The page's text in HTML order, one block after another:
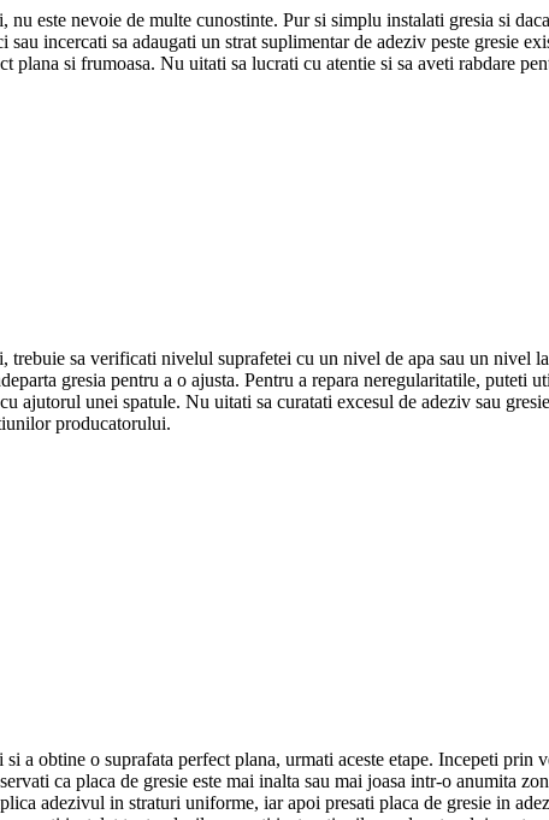
nu este nevoie de multe cunostinte. Pur si simplu instalati gresia si
incercati sa adaugati un strat suplimentar de adeziv peste gresie
plana si frumoasa. Nu uitati sa lucrati cu atentie si sa aveti rabdare
trebuie sa verificati nivelul suprafetei cu un nivel de apa sau un nivel
gresia pentru a o ajusta. Pentru a repara neregularitatile, puteti
ajutorul unei spatule. Nu uitati sa curatati excesul de adeziv sau
producatorului.
a obtine o suprafata perfect plana, urmati aceste etape. Incepeti
ca placa de gresie este mai inalta sau mai joasa intr-o anumita
adezivul in straturi uniforme, iar apoi presati placa de gresie in